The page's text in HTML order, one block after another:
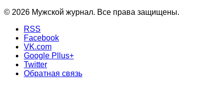
© 2026 Мужской журнал. Все права защищены.
RSS
Facebook
VK.com
Google Pllus+
Twitter
Обратная связь